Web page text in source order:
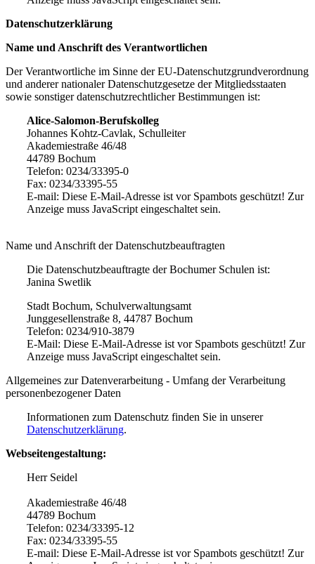
Datenschutzerklärung
Name und Anschrift des Verantwortlichen
Der Verantwortliche im Sinne der EU-Datenschutzgrundverordnung
und anderer nationaler Datenschutzgesetze der Mitgliedsstaaten
sowie sonstiger datenschutzrechtlicher Bestimmungen ist:
Alice-Salomon-Berufskolleg
Johannes Kohtz-Cavlak, Schulleiter
Akademiestraße 46/48
44789 Bochum
Telefon: 0234/33395-0
Fax: 0234/33395-55
E-mail: Diese E-Mail-Adresse ist vor Spambots geschützt! Zur
Anzeige muss JavaScript eingeschaltet sein.
Name und Anschrift der Datenschutzbeauftragten
Die Datenschutzbeauftragte der Bochumer Schulen ist:
Janina Swetlik
Stadt Bochum, Schulverwaltungsamt
Junggesellenstraße 8, 44787 Bochum
Telefon: 0234/910-3879
E-Mail: Diese E-Mail-Adresse ist vor Spambots geschützt! Zur
Anzeige muss JavaScript eingeschaltet sein.
Allgemeines zur Datenverarbeitung - Umfang der Verarbeitung
personenbezogener Daten
Informationen zum Datenschutz finden Sie in unserer
Datenschutzerklärung.
Webseitengestaltung:
Herr Seidel
Akademiestraße 46/48
44789 Bochum
Telefon: 0234/33395-12
Fax: 0234/33395-55
E-mail: Diese E-Mail-Adresse ist vor Spambots geschützt! Zur